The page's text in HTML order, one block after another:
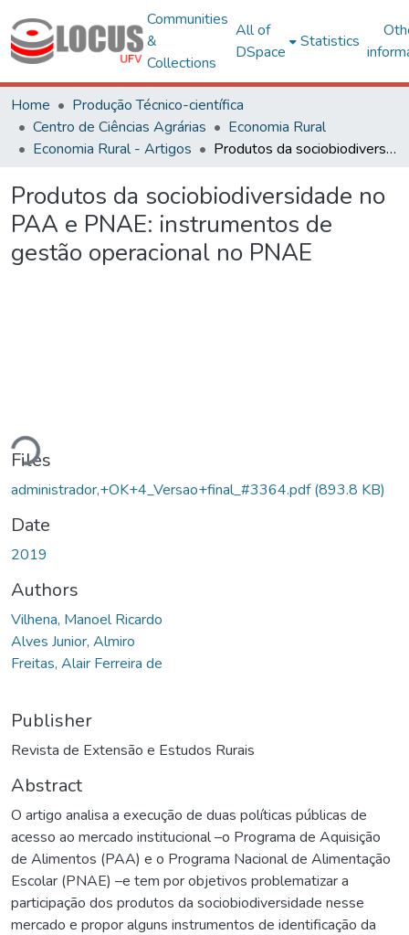
Communities
&
Collections
All of
DSpace
Statistics
Home
Produção Técnico-científica
Centro de Ciências Agrárias
Economia Rural
Economia Rural - Artigos
Produtos da sociobiodiversidade no PAA e PNAE: instrumentos de gestão operacional no PNAE
Produtos da sociobiodiversidade no
PAA e PNAE: instrumentos de
gestão operacional no PNAE
Files
administrador,+OK+4_Versao+final_#3364.pdf(893.8 KB)
Date
2019
Authors
Vilhena, Manoel Ricardo
Alves Junior, Almiro
Freitas, Alair Ferreira de
Publisher
Revista de Extensão e Estudos Rurais
Abstract
O artigo analisa a execução de duas políticas públicas de
acesso ao mercado institucional –o Programa de Aquisição
de Alimentos (PAA) e o Programa Nacional de Alimentação
Escolar (PNAE) –e tem por objetivos problematizar a
participação dos produtos da sociobiodiversidade nesse
mercado e propor alguns instrumentos de identificação da